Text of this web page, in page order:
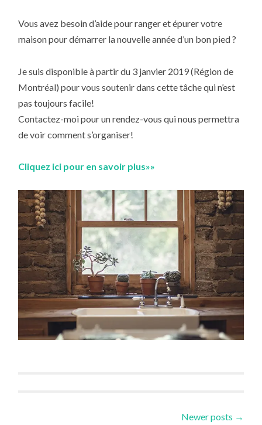
Vous avez besoin d’aide pour ranger et épurer votre
maison pour démarrer la nouvelle année d’un bon pied ?
Je suis disponible à partir du 3 janvier 2019 (Région de
Montréal) pour vous soutenir dans cette tâche qui n’est
pas toujours facile!
Contactez-moi pour un rendez-vous qui nous permettra
de voir comment s’organiser!
Cliquez ici pour en savoir plus»»
Newer posts →